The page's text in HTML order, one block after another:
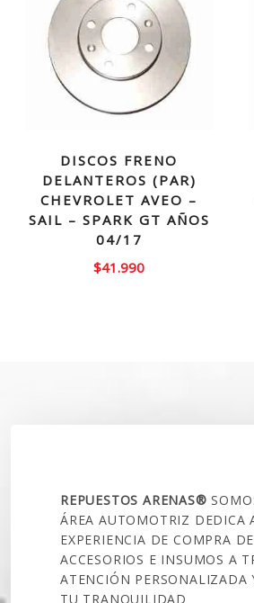
DISCOS FRENO
DELANTEROS (PAR)
CHEVROLET AVEO –
SAIL – SPARK GT AÑOS
04/17
$41.990
REPUESTOS ARENAS®
ÁREA AUTOMOTRIZ DEDICA
EXPERIENCIA DE COMPRA
ACCESORIOS E INSUMOS A
ATENCIÓN PERSONALIZADA
TU TRANQUILIDAD